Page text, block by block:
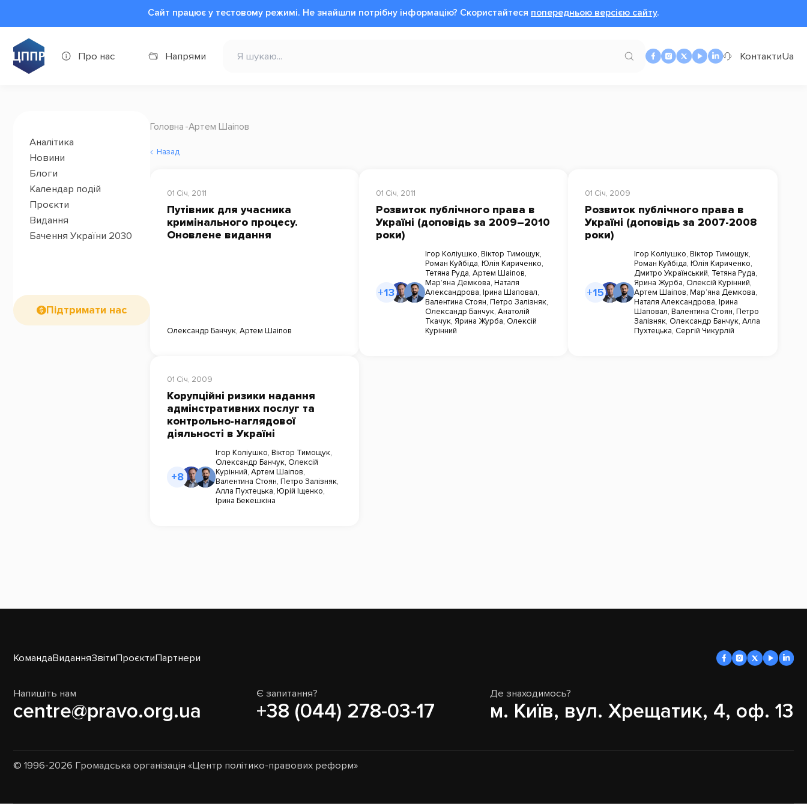
Сайт працює у тестовому режимі. Не знайшли потрібну інформацію? Cкористайтеся попередньою версією сайту.
Про нас Напрями КонтактиUa
Аналітика
Новини
Блоги
Календар подій
Проєкти
Видання
Бачення України 2030
Підтримати нас
Головна Артем Шаіпов
Назад
01 Січ, 2011
Путівник для учасника
кримінального процесу.
Оновлене видання
Олександр Банчук, Артем Шаіпов
01 Січ, 2011
Розвиток публічного права в
Україні (доповідь за 2009–2010
роки)
+13
Ігор Коліушко, Віктор Тимощук,
Роман Куйбіда, Юлія Кириченко,
Тетяна Руда, Артем Шаіпов,
Мар’яна Демкова, Наталя
Александрова, Ірина Шаповал,
Валентина Стоян, Петро Залізняк,
Олександр Банчук, Анатолій
Ткачук, Ярина Журба, Олексій
Курінний
01 Січ, 2009
Розвиток публічного права в
Україні (доповідь за 2007-2008
роки)
+15
Ігор Коліушко,Віктор Тимощук,
Роман Куйбіда,Юлія Кириченко,
Дмитро Український, Тетяна Руда,
Ярина Журба, Олексій Курінний,
Артем Шаіпов,Мар’яна Демкова,
Наталя Александрова,Ірина
Шаповал,Валентина Стоян,Петро
Залізняк, Олександр Банчук,Алла
Пухтецька, Сергій Чикурлій
01 Січ, 2009
Корупційні ризики надання
адмінстративних послуг та
контрольно-наглядової
діяльності в Україні
+8
Ігор Коліушко,Віктор Тимощук,
Олександр Банчук, Олексій
Курінний,Артем Шаіпов,
Валентина Стоян,Петро Залізняк,
Алла Пухтецька,Юрій Іщенко,
Ірина Бекешкіна
КомандаВиданняЗвітиПроєктиПартнери
Напишіть нам
centre@pravo.org.ua
Є запитання?
+38 (044) 278-03-17
Де знаходимось?
м. Київ, вул. Хрещатик, 4, оф. 13
© 1996-2026 Громадська організація «Центр політико-правових реформ»